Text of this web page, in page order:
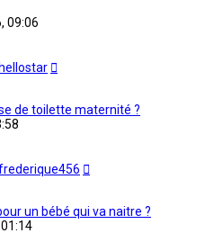
09:06
hellostar
de toilette maternité ?
un bébé qui va naitre ?